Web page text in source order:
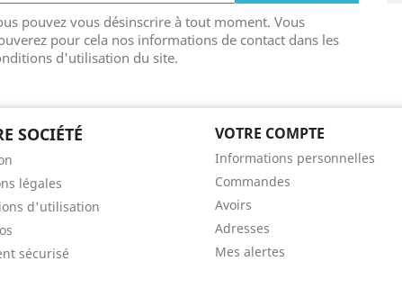
pouvez vous désinscrire à tout moment. Vous
pour cela nos informations de contact dans les
d'utilisation du site.
SOCIÉTÉ
légales
d'utilisation
sécurisé
VOTRE COMPTE
Informations personnelles
Commandes
Avoirs
Adresses
Mes alertes